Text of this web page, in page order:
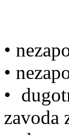
•
•
•
zavoda